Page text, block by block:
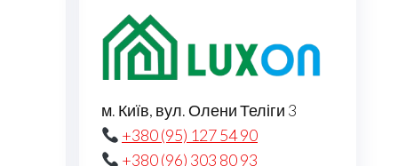
м. Київ, вул. Олени Теліги 3
+380 (95) 127 54 90
+380 (96) 303 80 93